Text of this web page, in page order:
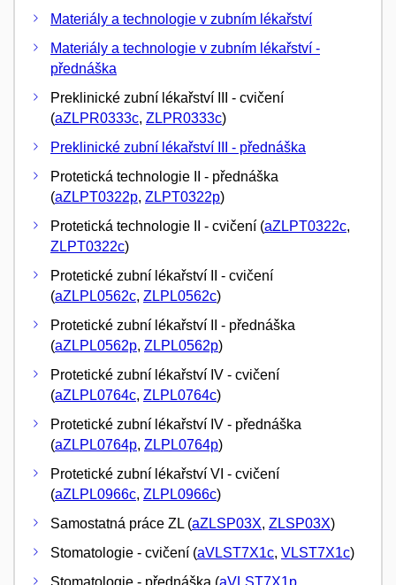
Materiály a technologie v zubním lékařství
Materiály a technologie v zubním lékařství -
přednáška
Preklinické zubní lékařství III - cvičení
(aZLPR0333c, ZLPR0333c)
Preklinické zubní lékařství III - přednáška
Protetická technologie II - přednáška
(aZLPT0322p, ZLPT0322p)
Protetická technologie II - cvičení (aZLPT0322c,
ZLPT0322c)
Protetické zubní lékařství II - cvičení
(aZLPL0562c, ZLPL0562c)
Protetické zubní lékařství II - přednáška
(aZLPL0562p, ZLPL0562p)
Protetické zubní lékařství IV - cvičení
(aZLPL0764c, ZLPL0764c)
Protetické zubní lékařství IV - přednáška
(aZLPL0764p, ZLPL0764p)
Protetické zubní lékařství VI - cvičení
(aZLPL0966c, ZLPL0966c)
Samostatná práce ZL (aZLSP03X, ZLSP03X)
Stomatologie - cvičení (aVLST7X1c, VLST7X1c)
Stomatologie - přednáška (aVLST7X1p